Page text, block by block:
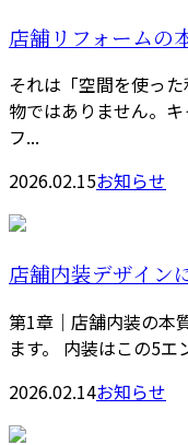
店舗リフォームの
それは「空間を使っ
物ではありません。
フ...
2026.02.15お知らせ
店舗内装デザイン
第1章｜店舗内装の本
ます。 内装はこの5
2026.02.14お知らせ